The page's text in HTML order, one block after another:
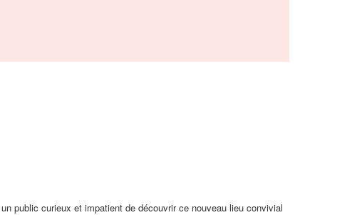
public curieux et impatient de découvrir ce nouveau lieu convivial